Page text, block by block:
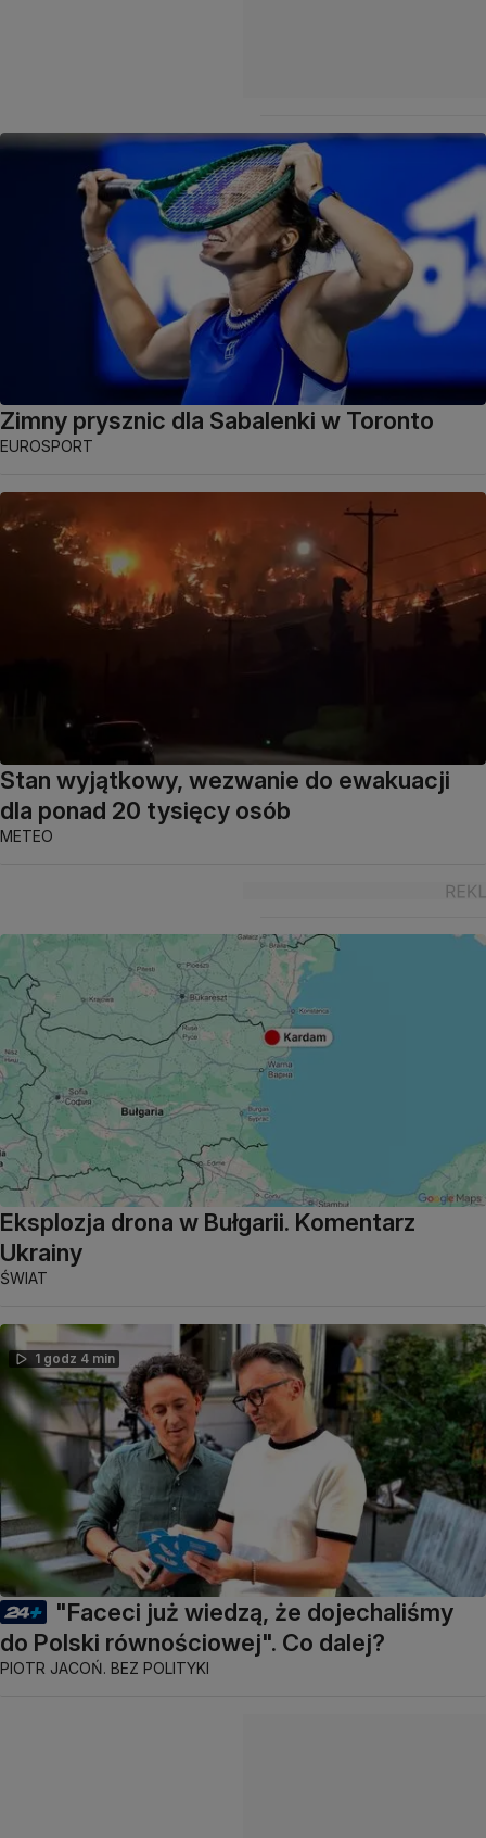
Zimny prysznic dla Sabalenki w Toronto
EUROSPORT
Stan wyjątkowy, wezwanie do ewakuacji
dla ponad 20 tysięcy osób
METEO
Eksplozja drona w Bułgarii. Komentarz
Ukrainy
ŚWIAT
1 godz 4 min
"Faceci już wiedzą, że dojechaliśmy
do Polski równościowej". Co dalej?
PIOTR JACOŃ. BEZ POLITYKI